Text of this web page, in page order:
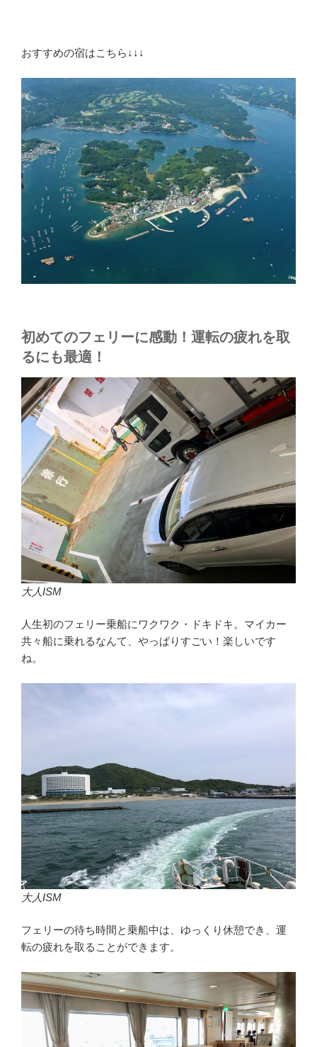
おすすめの宿はこちら↓↓↓
初めてのフェリーに感動！運転の疲れを取
るにも最適！
大人ISM
人生初のフェリー乗船にワクワク・ドキドキ。マイカー
共々船に乗れるなんて、やっぱりすごい！楽しいです
ね。
大人ISM
フェリーの待ち時間と乗船中は、ゆっくり休憩でき、運
転の疲れを取ることができます。